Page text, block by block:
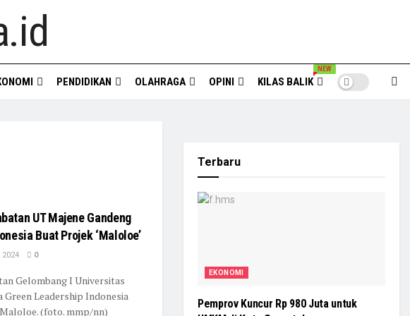
PENDIDIKAN OLAHRAGA OPINI KILAS BALIK
NEW
UT Majene Gandeng
Buat Projek ‘Maloloe’
0
Gelombang I Universitas
Green Leadership Indonesia
(foto. mmp/nn)
Terbaru
EKONOMI
Pemprov Kuncur Rp 980 Juta untuk